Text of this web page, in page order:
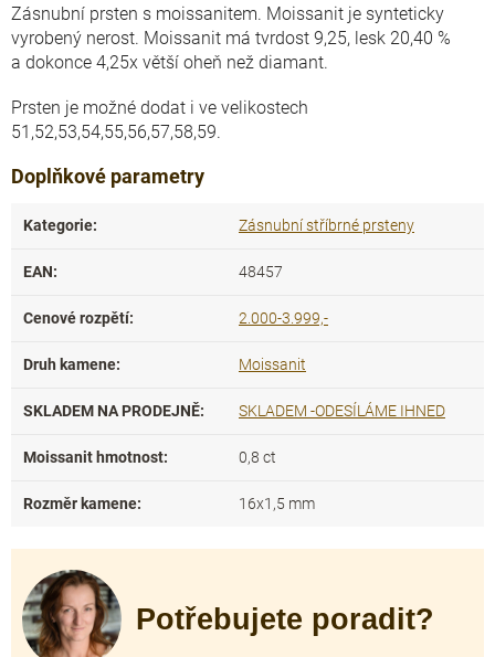
Zásnubní prsten s moissanitem. Moissanit je synteticky
vyrobený nerost. Moissanit má tvrdost 9,25, lesk 20,40 %
a dokonce 4,25x větší oheň než diamant.
Prsten je možné dodat i ve velikostech
51,52,53,54,55,56,57,58,59.
Doplňkové parametry
Kategorie: Zásnubní stříbrné prsteny
EAN: 48457
Cenové rozpětí: 2.000-3.999,-
Druh kamene: Moissanit
SKLADEM NA PRODEJNĚ: SKLADEM -ODESÍLÁME IHNED
Moissanit hmotnost: 0,8 ct
Rozměr kamene: 16x1,5 mm
Potřebujete poradit?